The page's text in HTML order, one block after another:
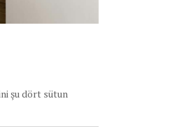
şu dört sütun